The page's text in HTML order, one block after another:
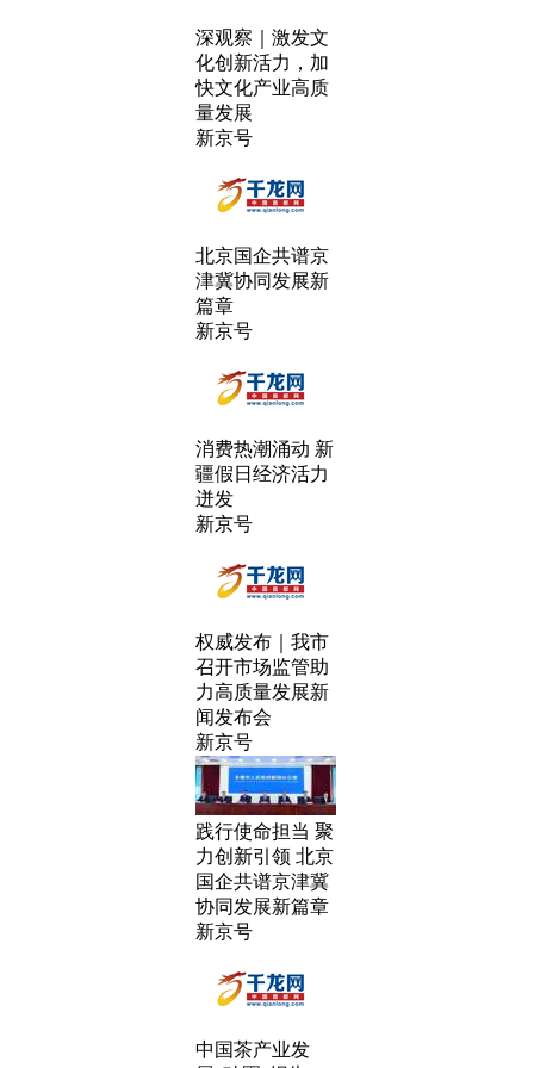
深观察｜激发文
化创新活力，加
快文化产业高质
量发展
新京号
北京国企共谱京
津冀协同发展新
篇章
新京号
消费热潮涌动 新
疆假日经济活力
迸发
新京号
权威发布｜我市
召开市场监管助
力高质量发展新
闻发布会
新京号
践行使命担当 聚
力创新引领 北京
国企共谱京津冀
协同发展新篇章
新京号
中国茶产业发